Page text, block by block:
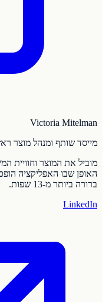
Victoria Mitelman
מייסד שותף ומנהל מוצר
האופן שבו האפליקציה
ברורה ביותר מ-13 שפות.
LinkedIn